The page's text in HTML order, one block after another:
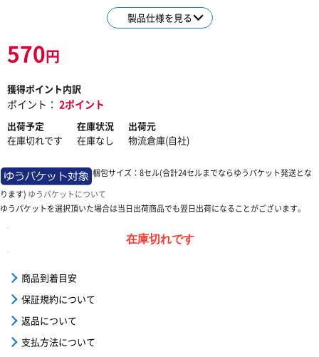
製品仕様を見る
570円
獲得ポイント内訳
ポイント： 2ポイント
出荷予定
在庫切れです
在庫状況
在庫なし
出荷元
物流倉庫(自社)
梱包サイズ：8セル(合計24セルまでならゆうパケット発送とな
ります) ゆうパケットについて
ゆうパケットを選択頂いた場合は当日出荷商品でも翌日出荷になることがございます。
在庫切れです
商品到着目安
保証規約について
返品について
支払方法について